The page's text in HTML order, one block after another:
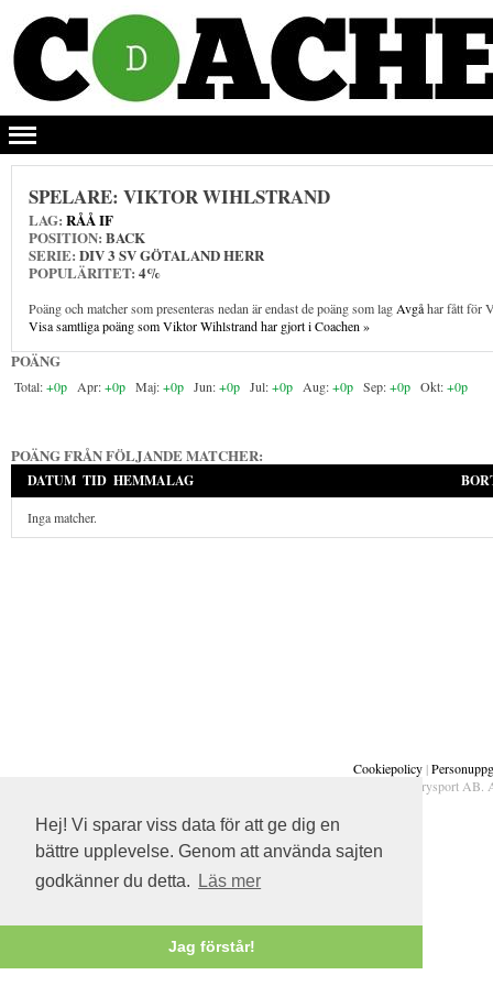
Hej! Vi sparar viss data för att ge dig en
bättre upplevelse. Genom att använda sajten
godkänner du detta.
Läs mer
Jag förstår!
SPELARE: VIKTOR WIHLSTRAND
LAG: RÅÅ IF
POSITION: BACK
SERIE: DIV 3 SV GÖTALAND HERR
POPULÄRITET: 4%
Poäng och matcher som presenteras nedan är endast de poäng som lag Avgåhar fått för
Visa samtliga poäng som Viktor Wihlstrand har gjort i Coachen »
POÄNG
+0p +0p +0p +0p +0p +0p +0p +0p
POÄNG FRÅN FÖLJANDE MATCHER:
DATUM TID HEMMALAG
Inga matcher.
Cookiepolicy |
Copyright © 2026 Everysport AB.